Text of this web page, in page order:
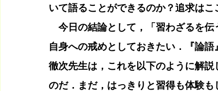
いて語ることができるのか？追求は
今日の結論として，「習わざるを伝
自身への戒めとしておきたい．『論
徹次先生は，これを以下のように解
のだ．まだ，はっきりと習得も体験